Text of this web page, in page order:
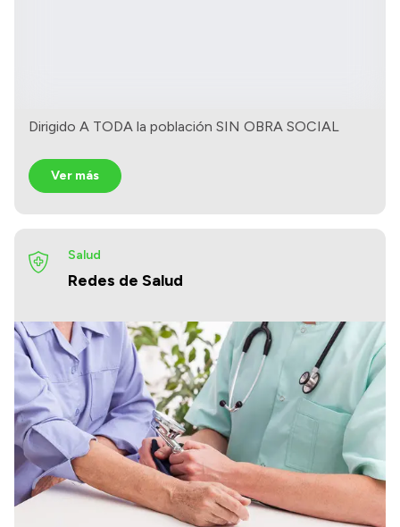
Dirigido A TODA la población SIN OBRA SOCIAL
Ver más
Redes de Salud
Salud